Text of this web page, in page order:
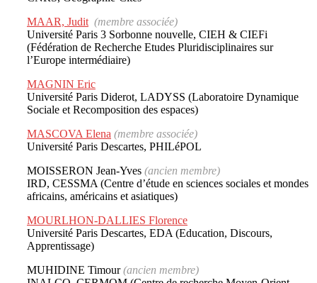
MAAR, Judit (membre associée)
Université Paris 3 Sorbonne nouvelle, CIEH & CIEFi
(Fédération de Recherche Etudes Pluridisciplinaires sur
l’Europe intermédiaire)
MAGNIN Eric
Université Paris Diderot, LADYSS (Laboratoire Dynamique
Sociale et Recomposition des espaces)
MASCOVA Elena (membre associée)
Université Paris Descartes, PHILéPOL
MOISSERON Jean-Yves (ancien membre)
IRD, CESSMA (Centre d’étude en sciences sociales et mondes
africains, américains et asiatiques)
MOURLHON-DALLIES Florence
Université Paris Descartes, EDA (Education, Discours,
Apprentissage)
MUHIDINE Timour(ancien membre)